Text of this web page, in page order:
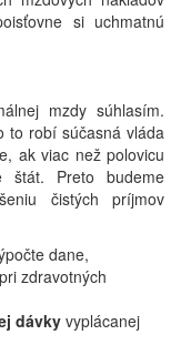
si uchmatnú
mzdy súhlasím.
to robí súčasná vláda
ak viac než polovicu
štát. Preto budeme
čistých príjmov
dane,
pri zdravotných
dávky vyplácanej